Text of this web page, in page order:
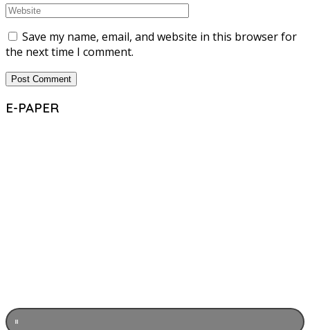
Save my name, email, and website in this browser for
the next time I comment.
E-PAPER